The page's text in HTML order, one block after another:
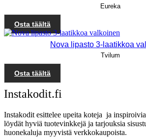
Eureka
Osta täältä
Nova lipasto 3-laatikkoa
Tvilum
Osta täältä
Instakodit.fi
Instakodit esittelee upeita koteja ja
löydät hyviä tuotevinkkejä ja tarjouksia
huonekaluja myyvistä verkkokaupoista.